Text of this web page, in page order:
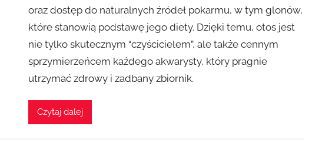
oraz dostęp do naturalnych źródeł pokarmu, w tym glonów,
które stanowią podstawę jego diety. Dzięki temu, otos jest
nie tylko skutecznym “czyścicielem”, ale także cennym
sprzymierzeńcem każdego akwarysty, który pragnie
utrzymać zdrowy i zadbany zbiornik.
Czytaj dalej